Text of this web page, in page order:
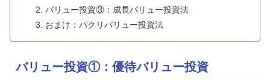
バリュー投資③：成長バリュー投資法
おまけ：パクリバリュー投資法
バリュー投資①：優待バリュー投資